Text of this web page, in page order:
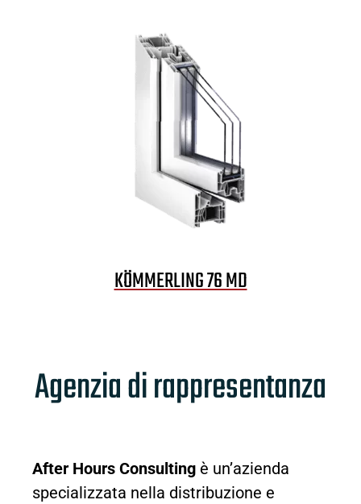
KÖMMERLING 76 MD
Agenzia di rappresentanza
After Hours Consultingè un’azienda
specializzata nella distribuzione e